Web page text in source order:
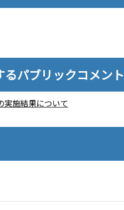
パブリックコメント
実施結果について